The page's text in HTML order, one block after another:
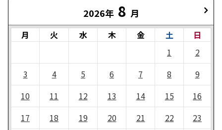
2026年 8 月
月 火 水 木 金 土
日
1
2
3
4 5 6 7 8
9
10
11 12 13 14 15
16
17
18 19 20 21 22
23